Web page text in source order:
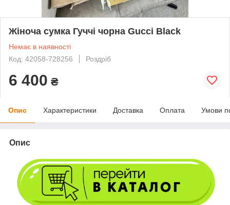
Жіноча сумка Гуччі чорна Gucci Black
Немає в наявності
Код: 42058-728256
Роздріб
6 400 ₴
Опис Характеристики Доставка Оплата Умови
Опис